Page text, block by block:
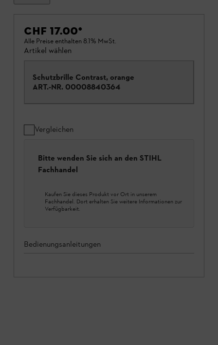
CHF 17.00*
Alle Preise enthalten 8.1% MwSt.
Artikel wählen
Schutzbrille Contrast, orange
ART.-NR. 00008840364
Vergleichen
Bitte wenden Sie sich an den STIHL
Fachhandel
Kaufen Sie dieses Produkt vor Ort in unserem
Fachhandel. Dort erhalten Sie weitere Informationen zur
Verfügbarkeit.
Bedienungsanleitungen